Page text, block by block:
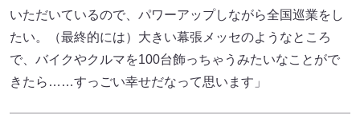
いただいているので、パワーアップしながら全国巡業をし
たい。（最終的には）大きい幕張メッセのようなところ
で、バイクやクルマを100台飾っちゃうみたいなことがで
きたら……すっごい幸せだなって思います」